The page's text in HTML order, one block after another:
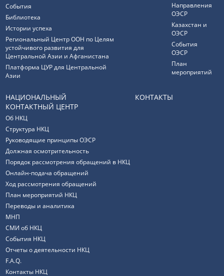
События
Библиотека
Истории успеха
Региональный Центр ООН по Целям
устойчивого развития для
Центральной Азии и Афганистана
Платформа ЦУР для Центральной
Азии
Направления
ОЭСР
Казахстан и
ОЭСР
События
ОЭСР
План
мероприятий
НАЦИОНАЛЬНЫЙ
КОНТАКТНЫЙ ЦЕНТР
Об НКЦ
Структура НКЦ
Руководящие принципы ОЭСР
Должная осмотрительность
Порядок рассмотрения обращений в НКЦ
Онлайн-подача обращений
Ход рассмотрения обращений
План мероприятий НКЦ
Переводы и аналитика
МНП
СМИ об НКЦ
События НКЦ
Отчеты о деятельности НКЦ
F.A.Q.
Контакты НКЦ
КОНТАКТЫ